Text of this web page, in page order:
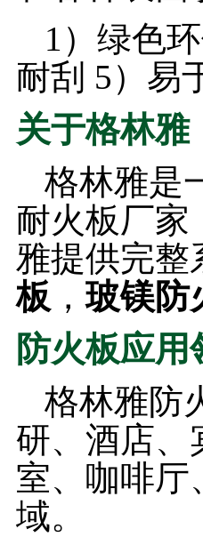
1）绿色
耐刮 5）易
关于格林雅
格林雅是
耐火板厂家
雅提供完整
板 ，玻镁防
防火板应用
格林雅防
研、酒店、
室、咖啡厅
域。